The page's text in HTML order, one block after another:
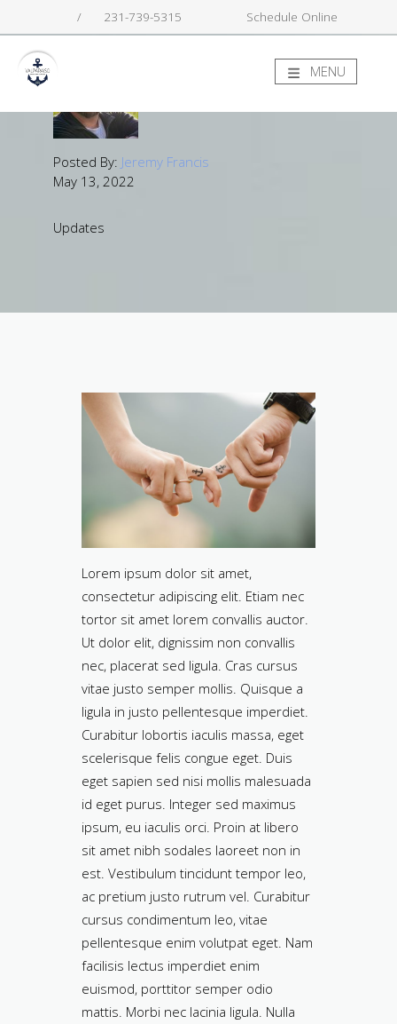
/ 231-739-5315 Schedule Online
MENU
Posted By: Jeremy Francis
May 13, 2022
Updates
Lorem ipsum dolor sit amet,
consectetur adipiscing elit. Etiam nec
tortor sit amet lorem convallis auctor.
Ut dolor elit, dignissim non convallis
nec, placerat sed ligula. Cras cursus
vitae justo semper mollis. Quisque a
ligula in justo pellentesque imperdiet.
Curabitur lobortis iaculis massa, eget
scelerisque felis congue eget. Duis
eget sapien sed nisi mollis malesuada
id eget purus. Integer sed maximus
ipsum, eu iaculis orci. Proin at libero
sit amet nibh sodales laoreet non in
est. Vestibulum tincidunt tempor leo,
ac pretium justo rutrum vel. Curabitur
cursus condimentum leo, vitae
pellentesque enim volutpat eget. Nam
facilisis lectus imperdiet enim
euismod, porttitor semper odio
mattis. Morbi nec lacinia ligula. Nulla